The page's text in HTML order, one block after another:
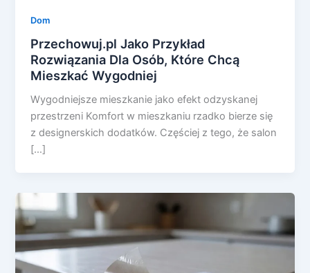
Dom
Przechowuj.pl Jako Przykład
Rozwiązania Dla Osób, Które Chcą
Mieszkać Wygodniej
Wygodniejsze mieszkanie jako efekt odzyskanej
przestrzeni Komfort w mieszkaniu rzadko bierze się
z designerskich dodatków. Częściej z tego, że salon
[…]